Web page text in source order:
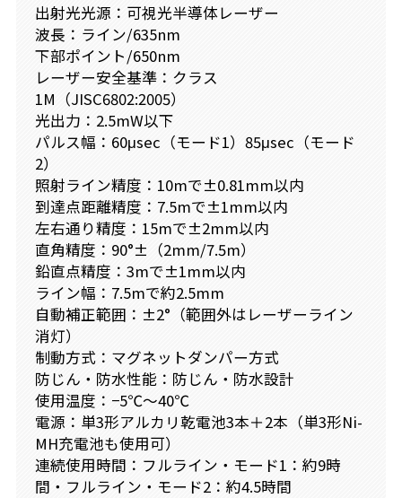
出射光光源：可視光半導体レーザー
波長：ライン/635nm
下部ポイント/650nm
レーザー安全基準：クラス
1M（JISC6802:2005）
光出力：2.5mW以下
パルス幅：60μsec（モード1）85μsec（モード
2）
照射ライン精度：10mで±0.81mm以内
到達点距離精度：7.5mで±1mm以内
左右通り精度：15mで±2mm以内
直角精度：90°±（2mm/7.5m）
鉛直点精度：3mで±1mm以内
ライン幅：7.5mで約2.5mm
自動補正範囲：±2°（範囲外はレーザーライン
消灯）
制動方式：マグネットダンパー方式
防じん・防水性能：防じん・防水設計
使用温度：−5℃〜40℃
電源：単3形アルカリ乾電池3本＋2本（単3形Ni-
MH充電池も使用可）
連続使用時間：フルライン・モード1：約9時
間・フルライン・モード2：約4.5時間